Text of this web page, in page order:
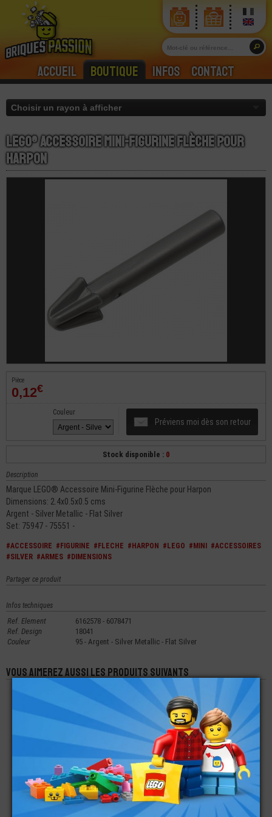
Accueil Boutique Infos Contact
LEGO® Accessoire Mini-Figurine Flèche Pour
Harpon
Pièce
0,12€
Préviens moi dès son retour
Couleur
Stock disponible : 0
Description
Marque LEGO® Accessoire Mini-Figurine Flèche pour Harpon
Dimensions: 2.4x0.5x0.5 cms
Argent - Silver Metallic - Flat Silver
Set: 75947 - 75551 -
#ACCESSOIRE #FIGURINE #FLECHE #HARPON #LEGO #MINI
#ACCESSOIRES
#SILVER #ARMES #DIMENSIONS
Partager ce produit
Infos techniques
Ref. Element
6162578 - 6078471
Ref. Design
18041
Couleur
95 - Argent - Silver Metallic - Flat Silver
Vous aimerez aussi les produits suivants
FIGURINE TÊTE ALIEN
HALLOWEEN (6S)
5,40
LEGO® ACCESSOIRE
VÉHICULE PASSAGE
DE ROUE ET AILES
AVANT 2X4
0,35€
LEGO® MINI-
FIGURINE TÊTE 2
EXPRESSIONS (1D)
2,90€
LEGO® ROUES AVEC
AXE INCLUS
LEGO® MINI-
FIGURINE TORSE
LEGO® ACCESSOIRE
MINI-FIGURINE ARME